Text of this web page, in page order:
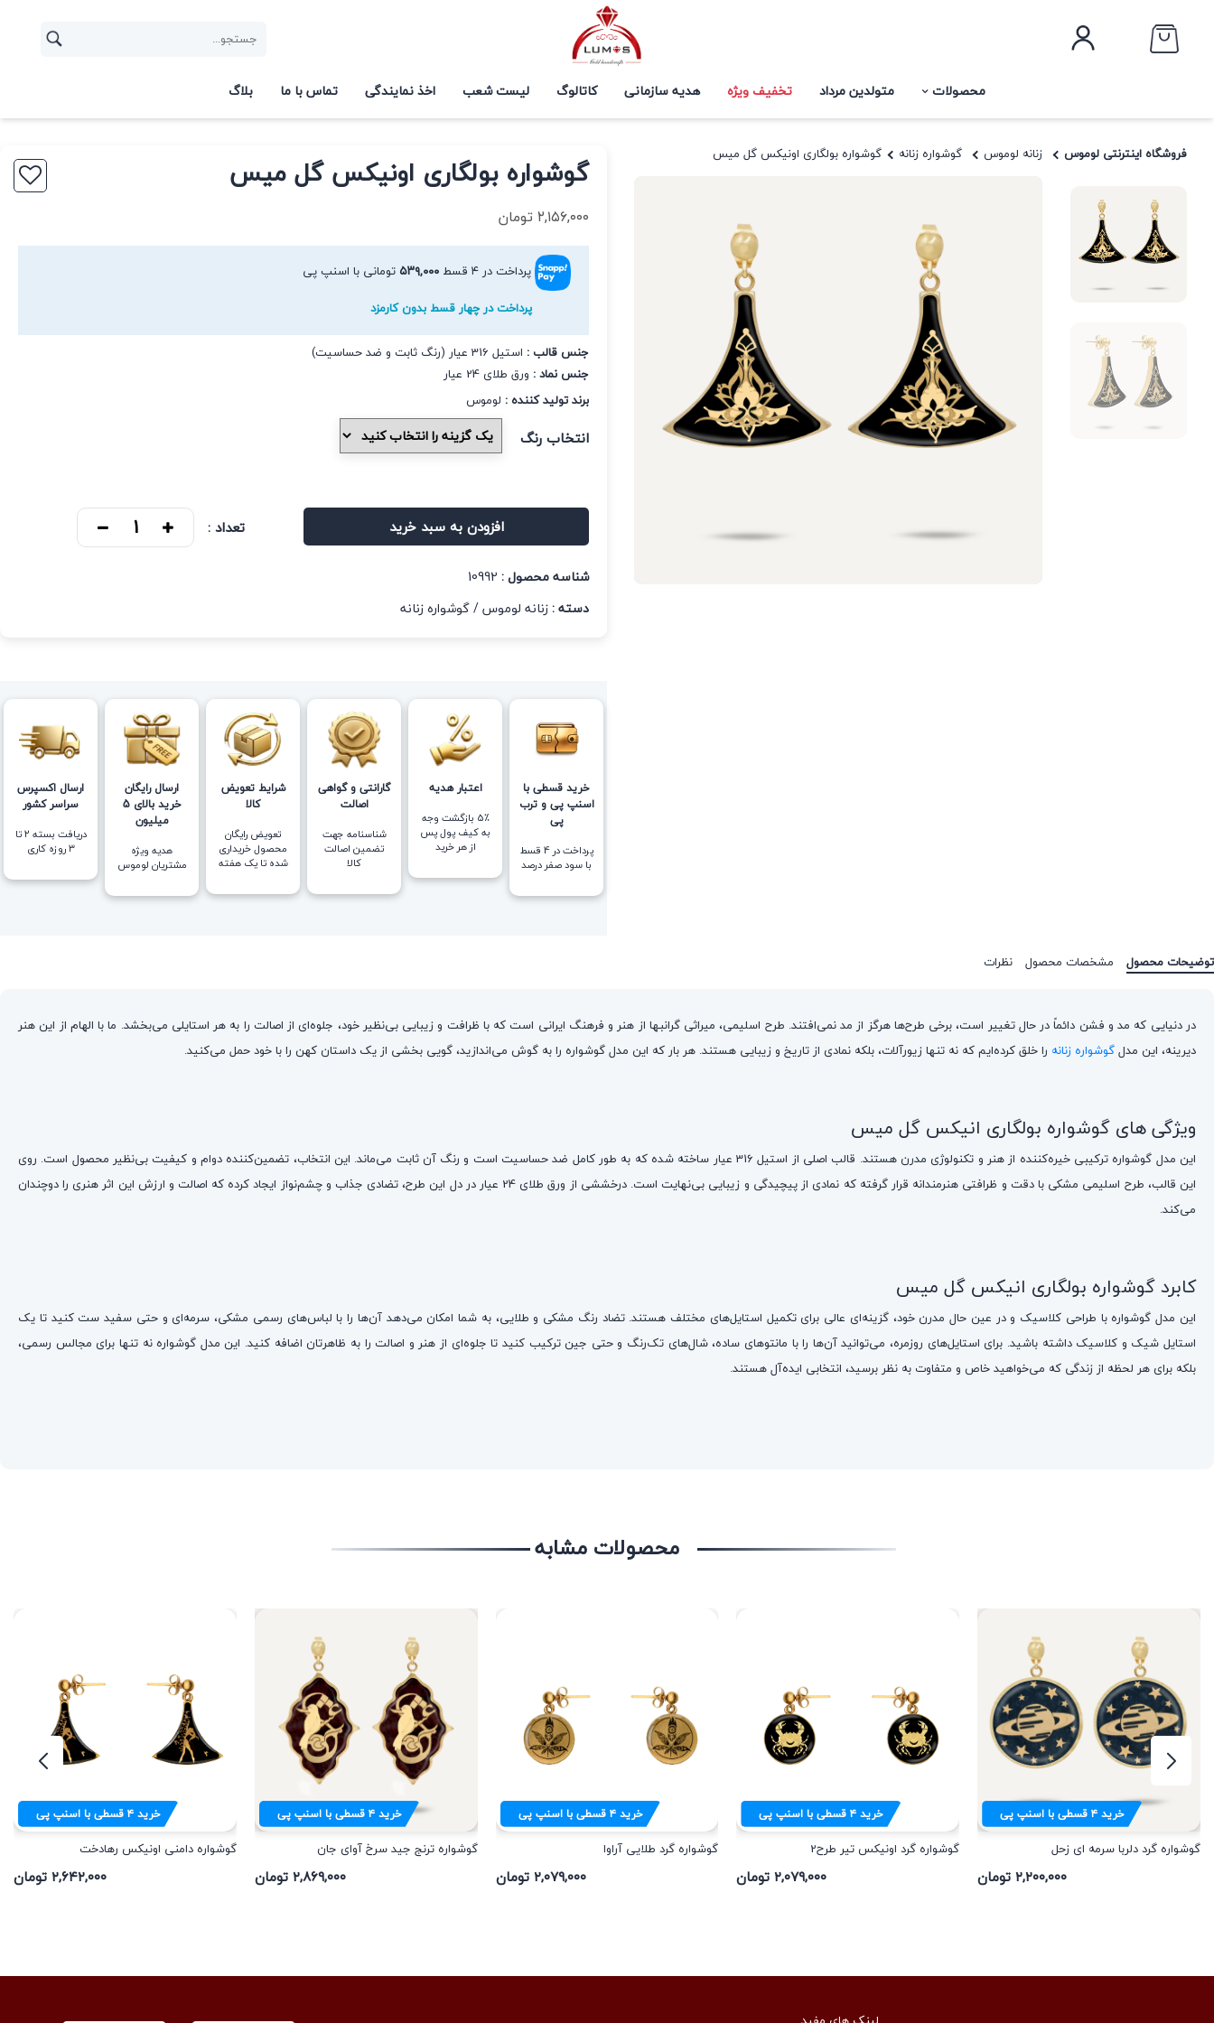
محصولات متولدین مرداد تخفیف ویژه هدیه سازمانی کاتالوگ لیست شعب اخذ نمایندگی تماس با ما بلاگ
فروشگاه اینترنتی لوموس زنانه لوموس گوشواره زنانه گوشواره بولگاری اونیکس گل میس گوشواره بولگاری اونیکس گل میس
۲,۱۵۶,۰۰۰تومان
پرداخت در ۴ قسط ۵۳۹,۰۰۰تومانی با اسنپ پی
پرداخت در چهار قسط بدون کارمزد
جنس قالب : استیل 316 عیار (رنگ ثابت و ضد حساسیت)
جنس نماد : ورق طلای 24 عیار
برند تولید کننده : لوموس
انتخاب رنگ
افزودن به سبد خرید تعداد :
شناسه محصول : 10992
دسته :زنانه لوموس/گوشواره زنانه
خرید قسطی با
اسنپ پی و ترب
پی
پرداخت در 4 قسط
با سود صفر درصد
اعتبار هدیه
5٪ بازگشت وجه
به کیف پول پس
از هر خرید
گارانتی و گواهی
اصالت
شناسنامه جهت
تضمین اصالت
کالا
شرایط تعویض
کالا
تعویض رایگان
محصول خریداری
شده تا یک هفته
ارسال رایگان
خرید بالای 5
میلیون
هدیه ویژه
مشتریان لوموس
ارسال اکسپرس
سراسر کشور
دریافت بسته ۲ تا
۳ روزه کاری
توضیحات محصول مشخصات محصول نظرات
در دنیایی که مد و فشن دائماً در حال تغییر است، برخی طرح‌ها هرگز از مد نمی‌افتند. طرح اسلیمی، میراثی گرانبها از هنر و فرهنگ ایرانی است که با ظرافت و زیبایی بی‌نظیر خود، جلوه‌ای از اصالت را به هر استایلی می‌بخشد. ما با الهام از این هنر
دیرینه، این مدلگوشواره زنانه را خلق کرده‌ایم که نه تنها زیورآلات، بلکه نمادی از تاریخ و زیبایی هستند. هر بار که این مدل گوشواره‌ را به گوش می‌اندازید، گویی بخشی از یک داستان کهن را با خود حمل می‌کنید.
ویژگی های گوشواره بولگاری انیکس گل میس
این مدل گوشواره‌ ترکیبی خیره‌کننده از هنر و تکنولوژی مدرن هستند. قالب اصلی از استیل 316 عیار ساخته شده که به طور کامل ضد حساسیت است و رنگ آن ثابت می‌ماند. این انتخاب، تضمین‌کننده دوام و کیفیت بی‌نظیر محصول است. روی
این قالب، طرح اسلیمی مشکی با دقت و ظرافتی هنرمندانه قرار گرفته که نمادی از پیچیدگی و زیبایی بی‌نهایت است. درخششی از ورق طلای 24 عیار در دل این طرح، تضادی جذاب و چشم‌نواز ایجاد کرده که اصالت و ارزش این اثر هنری را دوچندان
می‌کند.
کابرد گوشواره بولگاری انیکس گل میس
این مدل گوشواره‌ با طراحی کلاسیک و در عین حال مدرن خود، گزینه‌ای عالی برای تکمیل استایل‌های مختلف هستند. تضاد رنگ مشکی و طلایی، به شما امکان می‌دهد آن‌ها را با لباس‌های رسمی مشکی، سرمه‌ای و حتی سفید ست کنید تا یک
استایل شیک و کلاسیک داشته باشید. برای استایل‌های روزمره، می‌توانید آن‌ها را با مانتوهای ساده، شال‌های تک‌رنگ و حتی جین ترکیب کنید تا جلوه‌ای از هنر و اصالت را به ظاهرتان اضافه کنید. این مدل گوشواره‌ نه تنها برای مجالس رسمی،
بلکه برای هر لحظه از زندگی که می‌خواهید خاص و متفاوت به نظر برسید، انتخابی ایده‌آل هستند.
محصولات مشابه
خرید۴قسطی با اسنپ پی
گوشواره گرد دلربا سرمه ای زحل
۲,۲۰۰,۰۰۰ تومان
خرید۴قسطی با اسنپ پی
گوشواره گرد اونیکس تیر طرح2
۲,۰۷۹,۰۰۰ تومان
خرید۴قسطی با اسنپ پی
گوشواره گرد طلایی آراوا
۲,۰۷۹,۰۰۰ تومان
خرید۴قسطی با اسنپ پی
گوشواره ترنج جید سرخ آوای جان
۲,۸۶۹,۰۰۰ تومان
خرید۴قسطی با اسنپ پی
گوشواره دامنی اونیکس رهادخت
۲,۶۴۲,۰۰۰ تومان